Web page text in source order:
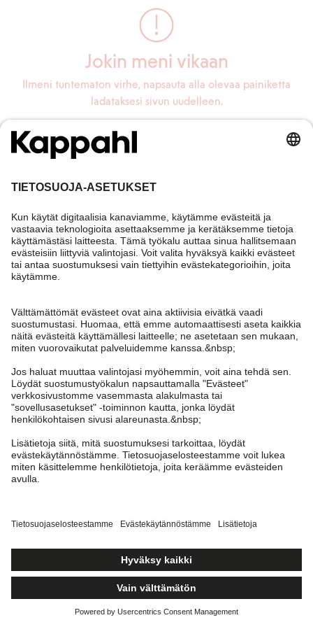
Jokin meni vikaan
Ilmeni tuntematon virhe, napsauta alla olevaa painiketta
ladataksesi sivun uudelleen.
Lataa sivu uudelleen